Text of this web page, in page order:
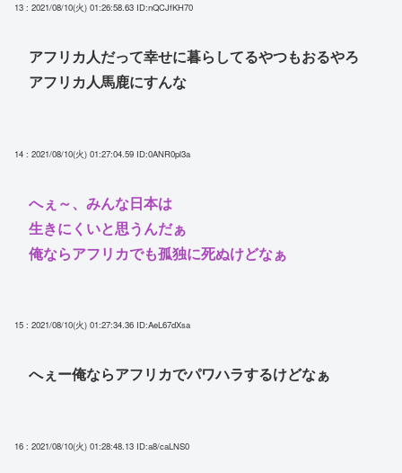
13 : 2021/08/10(火) 01:26:58.63 ID:nQCJfKH70
アフリカ人だって幸せに暮らしてるやつもおるやろ
アフリカ人馬鹿にすんな
14 : 2021/08/10(火) 01:27:04.59 ID:0ANR0pl3a
へぇ～、みんな日本は
生きにくいと思うんだぁ
俺ならアフリカでも孤独に死ぬけどなぁ
15 : 2021/08/10(火) 01:27:34.36 ID:AeL67dXsa
へぇー俺ならアフリカでパワハラするけどなぁ
16 : 2021/08/10(火) 01:28:48.13 ID:a8/caLNS0